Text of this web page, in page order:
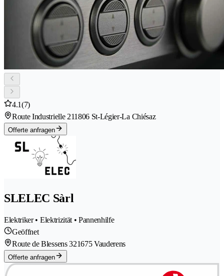
4.1(7)
Route Industrielle 211806 St-Légier-La Chiésaz
Offerte anfragen
SLELEC Sàrl
Elektriker • Elektrizität • Pannenhilfe
Geöffnet
Route de Blessens 321675 Vauderens
Offerte anfragen